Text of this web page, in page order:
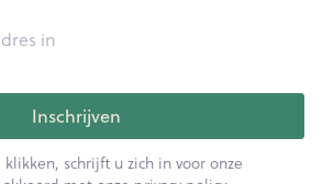
Inschrijven
schrijft u zich in voor onze